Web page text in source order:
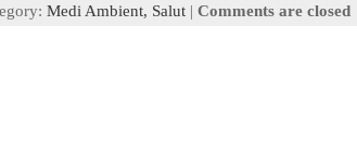
Medi Ambient, Salut| Comments are closed